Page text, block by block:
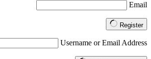
Email
Register
Username or Email Address